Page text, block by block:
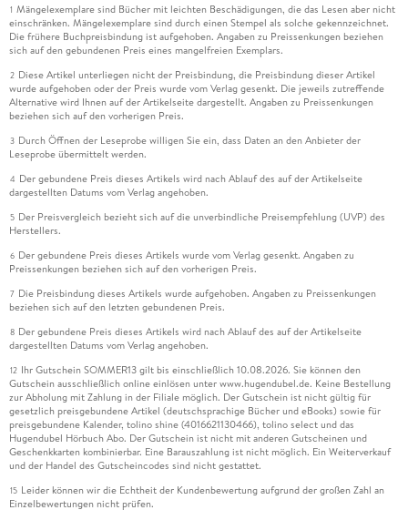
1 Mängelexemplare sind Bücher mit leichten Beschädigungen, die das Lesen aber nicht
einschränken. Mängelexemplare sind durch einen Stempel als solche gekennzeichnet.
Die frühere Buchpreisbindung ist aufgehoben. Angaben zu Preissenkungen beziehen
sich auf den gebundenen Preis eines mangelfreien Exemplars.
2 Diese Artikel unterliegen nicht der Preisbindung, die Preisbindung dieser Artikel
wurde aufgehoben oder der Preis wurde vom Verlag gesenkt. Die jeweils zutreffende
Alternative wird Ihnen auf der Artikelseite dargestellt. Angaben zu Preissenkungen
beziehen sich auf den vorherigen Preis.
3 Durch Öffnen der Leseprobe willigen Sie ein, dass Daten an den Anbieter der
Leseprobe übermittelt werden.
4 Der gebundene Preis dieses Artikels wird nach Ablauf des auf der Artikelseite
dargestellten Datums vom Verlag angehoben.
5 Der Preisvergleich bezieht sich auf die unverbindliche Preisempfehlung (UVP) des
Herstellers.
6 Der gebundene Preis dieses Artikels wurde vom Verlag gesenkt. Angaben zu
Preissenkungen beziehen sich auf den vorherigen Preis.
7 Die Preisbindung dieses Artikels wurde aufgehoben. Angaben zu Preissenkungen
beziehen sich auf den letzten gebundenen Preis.
8 Der gebundene Preis dieses Artikels wird nach Ablauf des auf der Artikelseite
dargestellten Datums vom Verlag angehoben.
12 Ihr Gutschein SOMMER13 gilt bis einschließlich 10.08.2026. Sie können den
Gutschein ausschließlich online einlösen unter www.hugendubel.de. Keine Bestellung
zur Abholung mit Zahlung in der Filiale möglich. Der Gutschein ist nicht gültig für
gesetzlich preisgebundene Artikel (deutschsprachige Bücher und eBooks) sowie für
preisgebundene Kalender, tolino shine (4016621130466), tolino select und das
Hugendubel Hörbuch Abo. Der Gutschein ist nicht mit anderen Gutscheinen und
Geschenkkarten kombinierbar. Eine Barauszahlung ist nicht möglich. Ein Weiterverkauf
und der Handel des Gutscheincodes sind nicht gestattet.
15 Leider können wir die Echtheit der Kundenbewertung aufgrund der großen Zahl an
Einzelbewertungen nicht prüfen.